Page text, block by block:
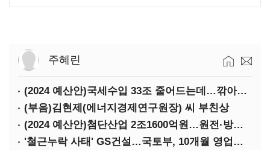
주혜린
(2024 예산안)국세수입 33조 줄어드는데…깎아주는 세금 '77조'
(부음)김현제(에너지경제연구원장) 씨 부친상
(2024 예산안)첨단산업 2조1600억원…원전·방산·플랜트에 1조3000억원
'철근누락 사태' GS건설…국토부, 10개월 영업정지 처분